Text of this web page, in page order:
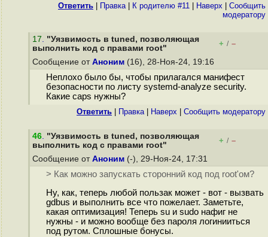
Ответить Правка| К родителю #11 Наверх
Cообщить
модератору
17. "Уязвимость в tuned, позволяющая
выполнить код с правами root"
+ / –
Сообщение от Аноним (16), 28-Ноя-24, 19:16
Неплохо было бы, чтобы прилагался манифест
безопасности по листу systemd-analyze security.
Какие caps нужны?
Ответить Правка| Наверх Cообщить модератору
46. "Уязвимость в tuned, позволяющая
выполнить код с правами root"
+ / –
Сообщение от Аноним (-), 29-Ноя-24, 17:31
> Как можно запускать сторонний код под root'ом?
Ну, как, теперь любой пользак может - вот - вызвать
gdbus и выполнить все что пожелает. Заметьте,
какая оптимизация! Теперь su и sudo нафиг не
нужны - и можно вообще без пароля логинииться
под рутом. Сплошные бонусы.